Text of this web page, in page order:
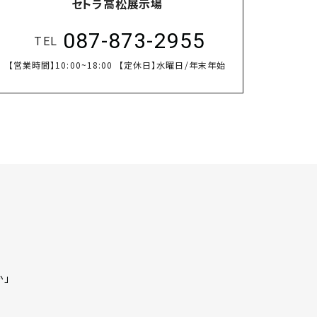
セトラ高松展示場
TEL 087-873-2955
【営業時間】 10:00~18:00 【定休日】水曜日/年末年始